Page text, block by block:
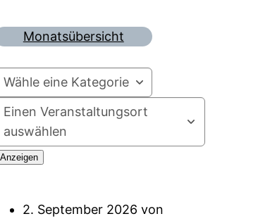
Monatsübersicht
Wähle eine Kategorie
Einen Veranstaltungsort
auswählen
2. September 2026 von